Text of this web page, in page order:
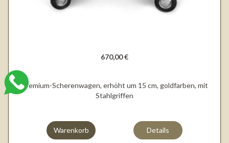
670,00 €
Premium-Scherenwagen, erhöht um 15 cm, goldfarben, mit
Stahlgriffen
Warenkorb Details